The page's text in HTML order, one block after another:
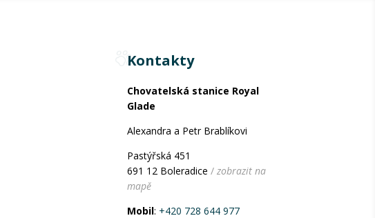
Kontakty
Chovatelská stanice Royal
Glade
Alexandra a Petr Brablíkovi
Pastýřská 451
691 12 Boleradice/zobrazit na
mapě
Mobil: +420 728 644 977